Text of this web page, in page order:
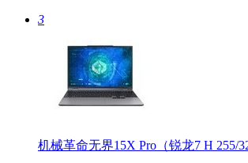
3
机械革命无界15X Pro（锐龙7 H 255/